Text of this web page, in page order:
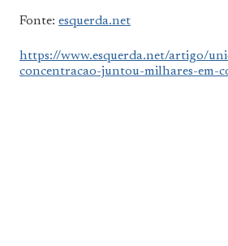
Fonte: esquerda.net
https://www.esquerda.net/artigo/
concentracao-juntou-milhares-em-